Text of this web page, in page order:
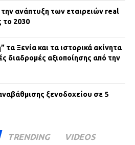
ανάπτυξη των εταιρειών real
2030
Ξενία και τα ιστορικά ακίνητα
διαδρομές αξιοποίησης από την
ξενοδοχείου σε 5
TRENDING VIDEOS